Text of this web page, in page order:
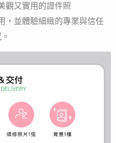
觀又實用的證件照
，並體驗細緻的專業與信任